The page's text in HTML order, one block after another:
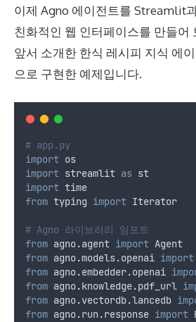
이제 Agno 에이전트를 Streamlit
친화적인 웹 인터페이스를 만들어
앞서 소개한 한식 레시피 지식 에
으로 구현한 예제입니다.
# app.py
import os
import streamlit as st
import time
from typing import Iterator
# Agno 라이브러리 임포트
from agno.agent import Agent
from agno.models.openai import
from agno.embedder.openai
from agno.knowledge.pdf_url
from agno.vectordb.lancedb
from agno.run.response import